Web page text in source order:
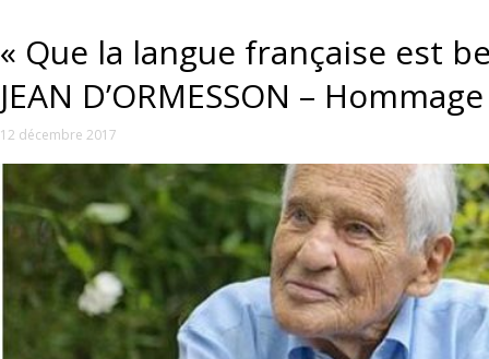
« Que la langue française est
JEAN D’ORMESSON – Hommage
12 décembre 2017